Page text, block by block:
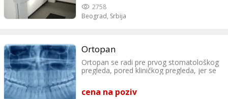
00-24h!
2758
Beograd, Srbija
Ortopan
Ortopan se radi pre prvog stomatološkog
pregleda, pored kliničkog pregleda, jer se
cena na poziv